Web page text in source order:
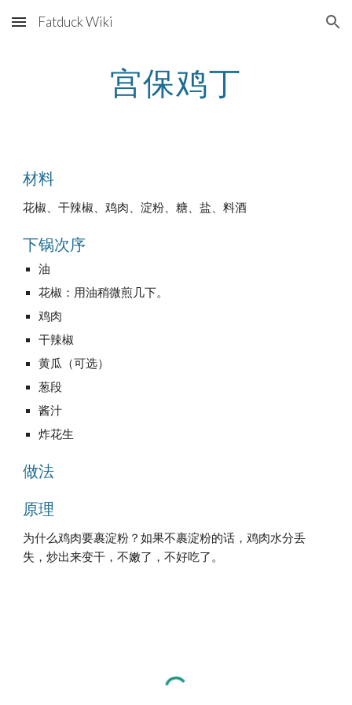
Skip to main content Skip to navigation
Fatduck Wiki
宫保鸡丁
材料
花椒、干辣椒、鸡肉、淀粉、糖、盐、料酒
下锅次序
油
花椒：用油稍微煎几下。
鸡肉
干辣椒
黄瓜（可选）
葱段
酱汁
炸花生
做法
原理
为什么鸡肉要裹淀粉？如果不裹淀粉的话，鸡肉水分丢
失，炒出来变干，不嫩了，不好吃了。